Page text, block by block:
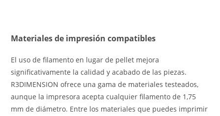
Materiales de impresión compatibles
El uso de filamento en lugar de pellet mejora
significativamente la calidad y acabado de las piezas.
R3DIMENSION ofrece una gama de materiales testeados,
aunque la impresora acepta cualquier filamento de 1,75
mm de diámetro. Entre los materiales que puedes imprimir